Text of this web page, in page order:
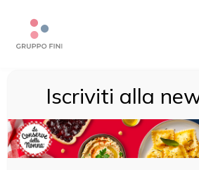
/CIOCCOLATO FONDENTE
Iscriviti alla